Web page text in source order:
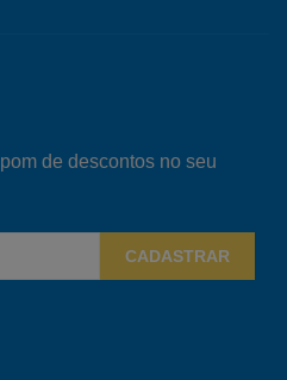
de descontos no seu
CADASTRAR